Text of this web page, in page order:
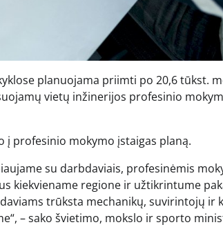
planuojama priimti po 20,6 tūkst.
vietų inžinerijos profesinio
į profesinio mokymo įstaigas planą.
su darbdaviais, profesinėmis
kiekviename regione ir užtikrintume
trūksta mechanikų, suvirintojų ir
– sako švietimo, mokslo ir sporto